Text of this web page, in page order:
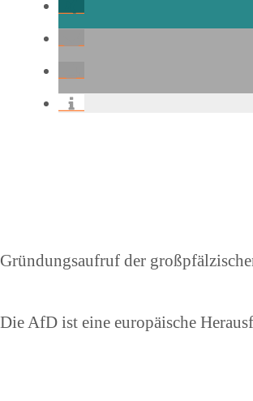
Vorheriger
Gründungsaufruf der
Nächster
Die AfD ist eine europäische